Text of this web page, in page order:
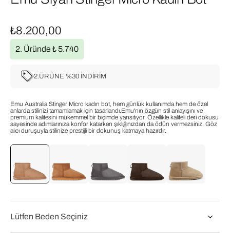
₺8.200,00
2.ÜRÜNE %30 İNDİRİM
2. Üründe ₺ 5.740
Emu Australia Stinger Micro kadın bot, hem günlük kullanımda hem de özel
anlarda stilinizi tamamlamak için tasarlandı.Emu'nın özgün stil anlayışını ve
premium kalitesini mükemmel bir biçimde yansıtıyor. Özellikle kaliteli deri dokusu
sayesinde adımlarınıza konfor katarken şıklığınızdan da ödün vermezsiniz. Göz
alıcı duruşuyla stilinize prestijli bir dokunuş katmaya hazırdır.
₺8.200,00₺8.200,00 ₺8.200,00